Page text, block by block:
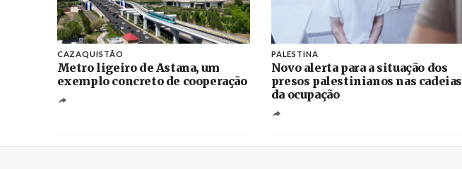
CAZAQUISTÃO
Metro ligeiro de Astana, um
exemplo concreto de cooperação
PALESTINA
Novo alerta para a situação dos
presos palestinianos nas cadeias
da ocupação